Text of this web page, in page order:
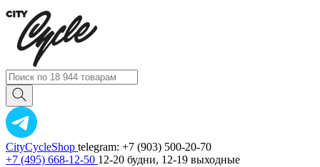
CityCycleShop telegram: +7 (903) 500-20-70
+7 (495) 668-12-50 12-20 будни, 12-19 выходные